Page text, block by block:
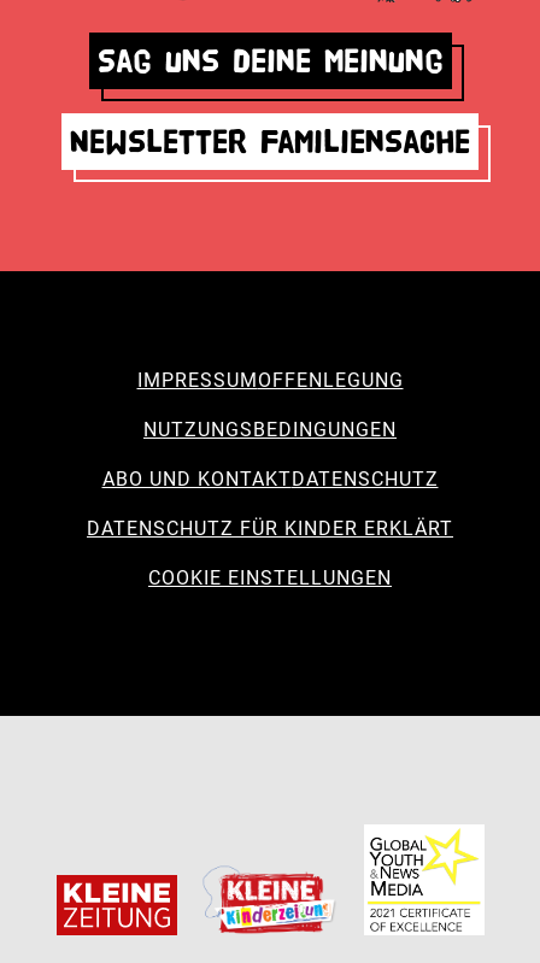
Sag uns deine Meinung
Newsletter Familiensache
IMPRESSUMOFFENLEGUNG
NUTZUNGSBEDINGUNGEN
ABO UND KONTAKTDATENSCHUTZ
DATENSCHUTZ FÜR KINDER ERKLÄRT
COOKIE EINSTELLUNGEN